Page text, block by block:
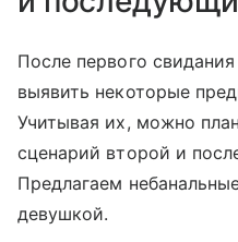
После первого
выявить некоторые
Учитывая их, можно
сценарий второй и
Предлагаем
девушкой.